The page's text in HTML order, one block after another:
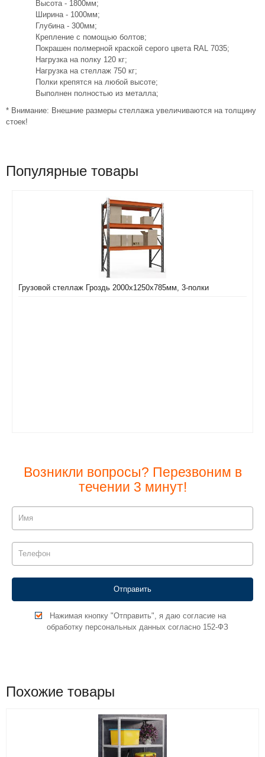
Высота - 1800мм;
Ширина - 1000мм;
Глубина - 300мм;
Крепление с помощью болтов;
Покрашен полмерной краской серого цвета RAL 7035;
Нагрузка на полку 120 кг;
Нагрузка на стеллаж 750 кг;
Полки крепятся на любой высоте;
Выполнен полностью из металла;
* Внимание: Внешние размеры стеллажа увеличиваются на толщину
стоек!
Популярные товары
Грузовой стеллаж Гроздь 2000х1250х785мм, 3-полки
Возникли вопросы? Перезвоним в
течении 3 минут!
Нажимая кнопку "Отправить", я даю согласие на
обработку персональных данных согласно 152-ФЗ
Похожие товары